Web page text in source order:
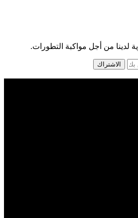
لدينا من أجل مواكبة التطورات.
الاشتراك